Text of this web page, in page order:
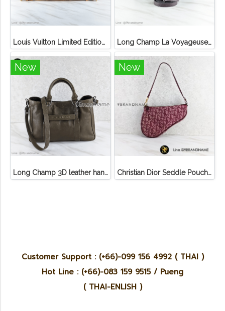
Louis Vuitton Limited Edition Monogram Canvas Sofia Coppola SC Bag Long Champ La Voyageuse Bag Leather
New
Long Champ 3D leather handbag
New
Christian Dior Seddle Pouch Accessory Hand Bag
Customer Support : (+66)-099 156 4992 ( THAI )
Hot Line : (+66)-083 159 9515 / Pueng
( THAI-ENLISH )